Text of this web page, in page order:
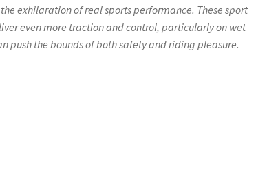
exhilaration of real sports performance. These sport
even more traction and control, particularly on wet
push the bounds of both safety and riding pleasure.